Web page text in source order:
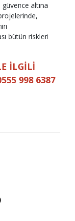
altına
bütün riskleri
İLGİLİ
998 6387